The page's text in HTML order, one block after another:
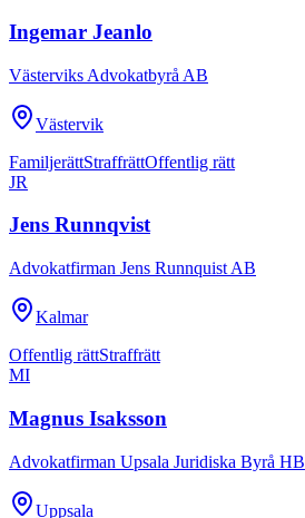
Ingemar Jeanlo
Västerviks Advokatbyrå AB
Västervik
FamiljerättStraffrättOffentlig rätt
JR
Jens Runnqvist
Advokatfirman Jens Runnquist AB
Kalmar
Offentlig rättStraffrätt
MI
Magnus Isaksson
Advokatfirman Upsala Juridiska Byrå HB
Uppsala